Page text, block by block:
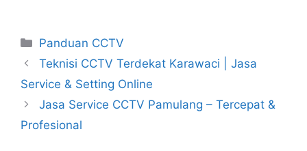
Panduan CCTV
Teknisi CCTV Terdekat Karawaci | Jasa
Service & Setting Online
Jasa Service CCTV Pamulang – Tercepat &
Profesional